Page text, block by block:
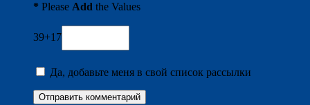
* Please Add the Values
39+17
Да, добавьте меня в свой список рассылки